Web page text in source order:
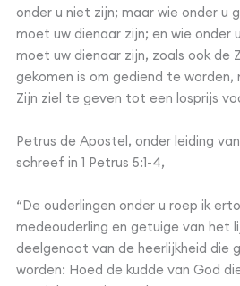
onder u niet zijn; maar wie onder u
moet uw dienaar zijn; en wie onder
moet uw dienaar zijn, zoals ook de
gekomen is om gediend te worden,
Zijn ziel te geven tot een losprijs
Petrus de Apostel, onder leiding
schreef in 1 Petrus 5:1-4,
“De ouderlingen onder u roep ik
medeouderling en getuige van het
deelgenoot van de heerlijkheid die
worden: Hoed de kudde van God